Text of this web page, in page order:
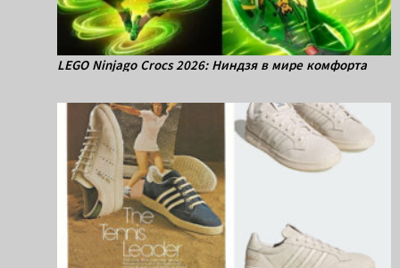
LEGO Ninjago Crocs 2026: Ниндзя в мире комфорта